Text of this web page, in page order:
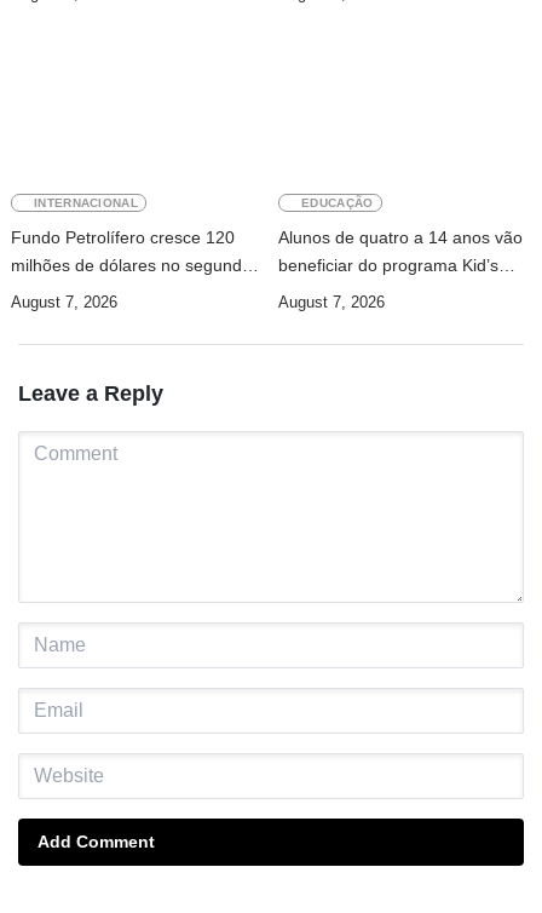
INTERNACIONAL
Fundo Petrolífero cresce 120
milhões de dólares no segundo
trimestre
August 7, 2026
EDUCAÇÃO
Alunos de quatro a 14 anos vão
beneficiar do programa Kid’s
Athletics
August 7, 2026
Leave a Reply
Add Comment